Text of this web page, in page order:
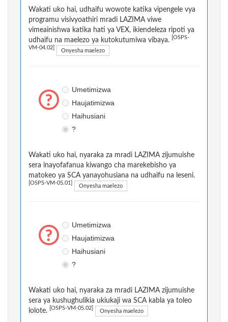
Wakati uko hai, udhaifu wowote katika vipengele vya
programu visivyoathiri mradi LAZIMA viwe
vimeainishwa katika hati ya VEX, ikiendeleza ripoti ya
udhaifu na maelezo ya kutokutumiwa vibaya.
[OSPS-
VM-04.02] Onyesha maelezo
Umetimizwa
Haujatimizwa
Haihusiani
?
Wakati uko hai, nyaraka za mradi LAZIMA zijumuishe
sera inayofafanua kiwango cha marekebisho ya
matokeo ya SCA yanayohusiana na udhaifu na leseni.
[OSPS-VM-05.01] Onyesha maelezo
Umetimizwa
Haujatimizwa
Haihusiani
?
Wakati uko hai, nyaraka za mradi LAZIMA zijumuishe
sera ya kushughulikia ukiukaji wa SCA kabla ya toleo
lolote.
[OSPS-VM-05.02] Onyesha maelezo